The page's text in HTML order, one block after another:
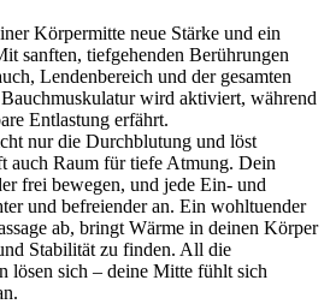
Körpermitte neue Stärke und ein
sanften, tiefgehenden Berührungen
Lendenbereich und der gesamten
wird aktiviert, während
Entlastung erfährt.
nur die Durchblutung und löst
auch Raum für tiefe Atmung. Dein
frei bewegen, und jede Ein- und
und befreiender an. Ein wohltuender
ab, bringt Wärme in deinen Körper
Stabilität zu finden. All die
lösen sich – deine Mitte fühlt sich